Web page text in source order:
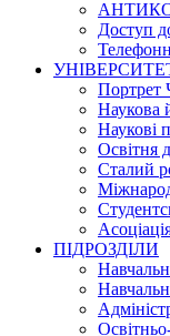
Доступ
Наукова
Наукові
Освітня
Сталий
ПІДРОЗДІЛИ